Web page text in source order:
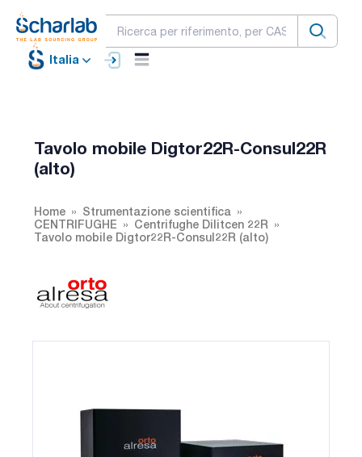
Italia
Tavolo mobile Digtor22R-Consul22R
(alto)
Home
Strumentazione scientifica
CENTRIFUGHE
Centrifughe Dilitcen 22R
Tavolo mobile Digtor22R-Consul22R (alto)